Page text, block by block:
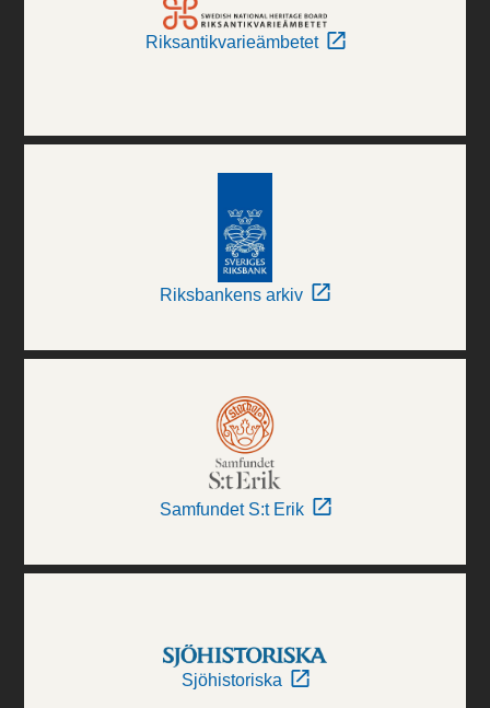
Riksantikvarieämbetet
Riksbankens arkiv
Samfundet S:t Erik
Sjöhistoriska